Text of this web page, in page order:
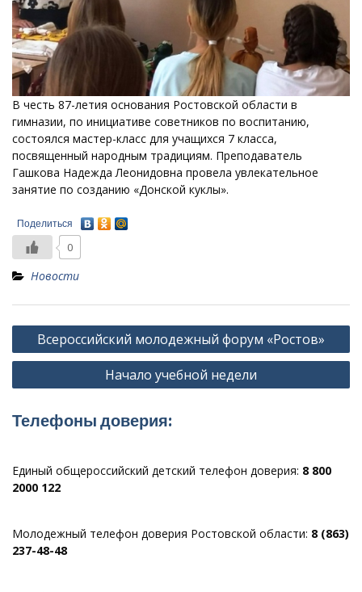
В честь 87-летия основания Ростовской области в
гимназии, по инициативе советников по воспитанию,
состоялся мастер-класс для учащихся 7 класса,
посвященный народным традициям. Преподаватель
Гашкова Надежда Леонидовна провела увлекательное
занятие по созданию «Донской куклы».
Поделиться
0
Новости
Навигация
по
Всероссийский молодежный форум «Ростов»
Начало учебной недели
Телефоны доверия:
Единый общероссийский детский телефон доверия: 8 800
2000 122
Молодежный телефон доверия Ростовской области: 8 (863)
237-48-48